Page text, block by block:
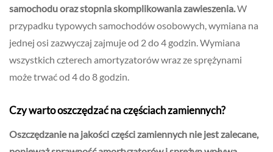
samochodu oraz stopnia skomplikowania zawieszenia.W
przypadku typowych samochodów osobowych, wymiana na
jednej osi zazwyczaj zajmuje od 2 do 4 godzin. Wymiana
wszystkich czterech amortyzatorów wraz ze sprężynami
może trwać od 4 do 8 godzin.
Czy warto oszczędzać na częściach zamiennych?
Oszczędzanie na jakości części zamiennych nie jest zalecane,